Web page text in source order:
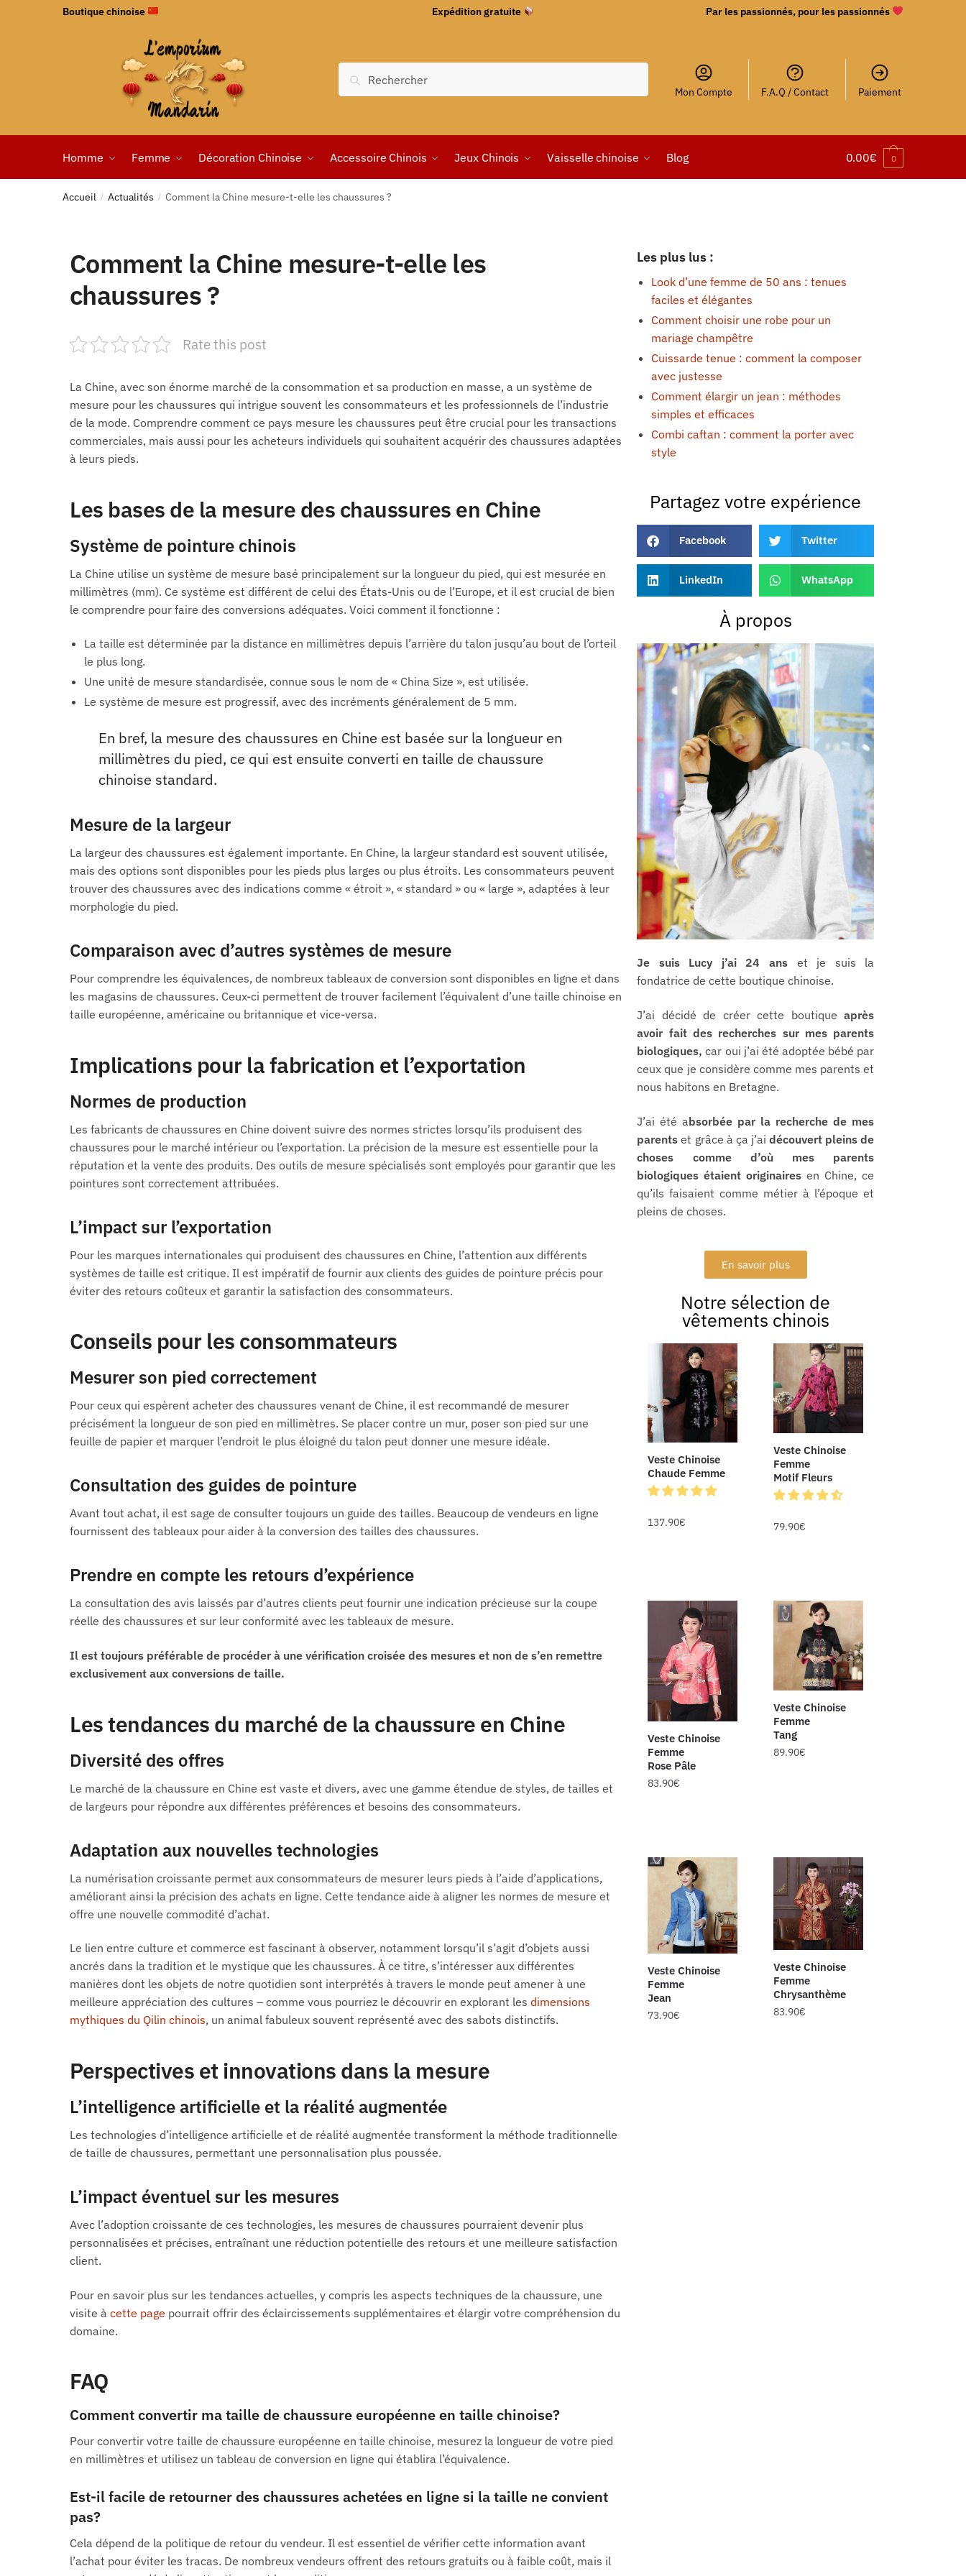
Boutique chinoise Expédition gratuite Par les passionnés, pour les passionnés
Recherche
Mon Compte F.A.Q / Contact Paiement
Homme Femme Décoration Chinoise Accessoire Chinois Jeux Chinois Vaisselle chinoise Blog 0.00€ 0
Accueil / Actualités / Comment la Chine mesure-t-elle les chaussures ?
Comment la Chine mesure-t-elle les
chaussures ?
Rate this post
La Chine, avec son énorme marché de la consommation et sa production en masse, a un système de
mesure pour les chaussures qui intrigue souvent les consommateurs et les professionnels de l’industrie
de la mode. Comprendre comment ce pays mesure les chaussures peut être crucial pour les transactions
commerciales, mais aussi pour les acheteurs individuels qui souhaitent acquérir des chaussures adaptées
à leurs pieds.
Les bases de la mesure des chaussures en Chine
Système de pointure chinois
La Chine utilise un système de mesure basé principalement sur la longueur du pied, qui est mesurée en
millimètres (mm). Ce système est différent de celui des États-Unis ou de l’Europe, et il est crucial de bien
le comprendre pour faire des conversions adéquates. Voici comment il fonctionne :
La taille est déterminée par la distance en millimètres depuis l’arrière du talon jusqu’au bout de l’orteil
le plus long.
Une unité de mesure standardisée, connue sous le nom de « China Size », est utilisée.
Le système de mesure est progressif, avec des incréments généralement de 5 mm.
En bref, la mesure des chaussures en Chine est basée sur la longueur en
millimètres du pied, ce qui est ensuite converti en taille de chaussure
chinoise standard.
Mesure de la largeur
La largeur des chaussures est également importante. En Chine, la largeur standard est souvent utilisée,
mais des options sont disponibles pour les pieds plus larges ou plus étroits. Les consommateurs peuvent
trouver des chaussures avec des indications comme « étroit », « standard » ou « large », adaptées à leur
morphologie du pied.
Comparaison avec d’autres systèmes de mesure
Pour comprendre les équivalences, de nombreux tableaux de conversion sont disponibles en ligne et dans
les magasins de chaussures. Ceux-ci permettent de trouver facilement l’équivalent d’une taille chinoise en
taille européenne, américaine ou britannique et vice-versa.
Implications pour la fabrication et l’exportation
Normes de production
Les fabricants de chaussures en Chine doivent suivre des normes strictes lorsqu’ils produisent des
chaussures pour le marché intérieur ou l’exportation. La précision de la mesure est essentielle pour la
réputation et la vente des produits. Des outils de mesure spécialisés sont employés pour garantir que les
pointures sont correctement attribuées.
L’impact sur l’exportation
Pour les marques internationales qui produisent des chaussures en Chine, l’attention aux différents
systèmes de taille est critique. Il est impératif de fournir aux clients des guides de pointure précis pour
éviter des retours coûteux et garantir la satisfaction des consommateurs.
Conseils pour les consommateurs
Mesurer son pied correctement
Pour ceux qui espèrent acheter des chaussures venant de Chine, il est recommandé de mesurer
précisément la longueur de son pied en millimètres. Se placer contre un mur, poser son pied sur une
feuille de papier et marquer l’endroit le plus éloigné du talon peut donner une mesure idéale.
Consultation des guides de pointure
Avant tout achat, il est sage de consulter toujours un guide des tailles. Beaucoup de vendeurs en ligne
fournissent des tableaux pour aider à la conversion des tailles des chaussures.
Prendre en compte les retours d’expérience
La consultation des avis laissés par d’autres clients peut fournir une indication précieuse sur la coupe
réelle des chaussures et sur leur conformité avec les tableaux de mesure.
Il est toujours préférable de procéder à une vérification croisée des mesures et non de s’en remettre
exclusivement aux conversions de taille.
Les tendances du marché de la chaussure en Chine
Diversité des offres
Le marché de la chaussure en Chine est vaste et divers, avec une gamme étendue de styles, de tailles et
de largeurs pour répondre aux différentes préférences et besoins des consommateurs.
Adaptation aux nouvelles technologies
La numérisation croissante permet aux consommateurs de mesurer leurs pieds à l’aide d’applications,
améliorant ainsi la précision des achats en ligne. Cette tendance aide à aligner les normes de mesure et
offre une nouvelle commodité d’achat.
Le lien entre culture et commerce est fascinant à observer, notamment lorsqu’il s’agit d’objets aussi
ancrés dans la tradition et le mystique que les chaussures. À ce titre, s’intéresser aux différentes
manières dont les objets de notre quotidien sont interprétés à travers le monde peut amener à une
meilleure appréciation des cultures – comme vous pourriez le découvrir en explorant les dimensions
mythiques du Qilin chinois, un animal fabuleux souvent représenté avec des sabots distinctifs.
Perspectives et innovations dans la mesure
L’intelligence artificielle et la réalité augmentée
Les technologies d’intelligence artificielle et de réalité augmentée transforment la méthode traditionnelle
de taille de chaussures, permettant une personnalisation plus poussée.
L’impact éventuel sur les mesures
Avec l’adoption croissante de ces technologies, les mesures de chaussures pourraient devenir plus
personnalisées et précises, entraînant une réduction potentielle des retours et une meilleure satisfaction
client.
Pour en savoir plus sur les tendances actuelles, y compris les aspects techniques de la chaussure, une
visite à cette page pourrait offrir des éclaircissements supplémentaires et élargir votre compréhension du
domaine.
FAQ
Comment convertir ma taille de chaussure européenne en taille chinoise?
Pour convertir votre taille de chaussure européenne en taille chinoise, mesurez la longueur de votre pied
en millimètres et utilisez un tableau de conversion en ligne qui établira l’équivalence.
Est-il facile de retourner des chaussures achetées en ligne si la taille ne convient
pas?
Cela dépend de la politique de retour du vendeur. Il est essentiel de vérifier cette information avant
l’achat pour éviter les tracas. De nombreux vendeurs offrent des retours gratuits ou à faible coût, mais il
Les plus lus :
Look d’une femme de 50 ans : tenues
faciles et élégantes
Comment choisir une robe pour un
mariage champêtre
Cuissarde tenue : comment la composer
avec justesse
Comment élargir un jean : méthodes
simples et efficaces
Combi caftan : comment la porter avec
style
Partagez votre expérience
Facebook Twitter
LinkedIn WhatsApp
À propos
Je suis Lucy j’ai 24 ans et je suis la
fondatrice de cette boutique chinoise.
J’ai décidé de créer cette boutiqueaprès
avoir fait des recherches sur mes parents
biologiques, car oui j’ai été adoptée bébé par
ceux que je considère comme mes parents et
nous habitons en Bretagne.
J’ai été absorbée par la recherche de mes
parents et grâce à ça j’aidécouvert pleins de
choses comme d’où mes parents
biologiques étaient originaires en Chine, ce
qu’ils faisaient comme métier à l’époque et
pleins de choses.
En savoir plus
Notre sélection de
vêtements chinois
Veste Chinoise
Chaude Femme
137.90€
Veste Chinoise
Femme
Motif Fleurs
79.90€
Veste Chinoise
Femme
Rose Pâle
83.90€
Veste Chinoise
Femme
Tang
89.90€
Veste Chinoise
Femme
Jean
73.90€
Veste Chinoise
Femme
Chrysanthème
83.90€